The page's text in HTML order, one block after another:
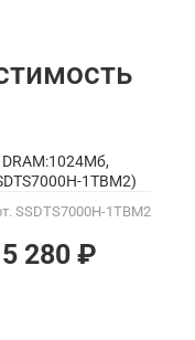
SSDTS7000H-1TBM2
280 ₽
DRAM:1024Мб,
1TBM2)